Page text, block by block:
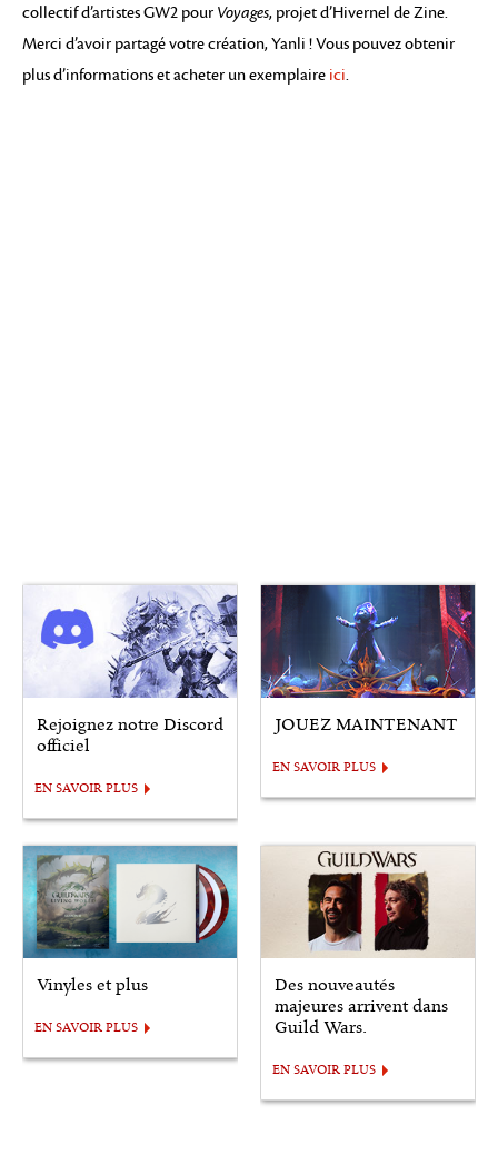
collectif d’artistes GW2 pour Voyages, projet d’Hivernel de Zine.
Merci d’avoir partagé votre création, Yanli ! Vous pouvez obtenir
plus d’informations et acheter un exemplaire ici.
Rejoignez notre Discord
officiel
EN SAVOIR PLUS
JOUEZ MAINTENANT
EN SAVOIR PLUS
Vinyles et plus
EN SAVOIR PLUS
Des nouveautés
majeures arrivent dans
Guild Wars.
EN SAVOIR PLUS